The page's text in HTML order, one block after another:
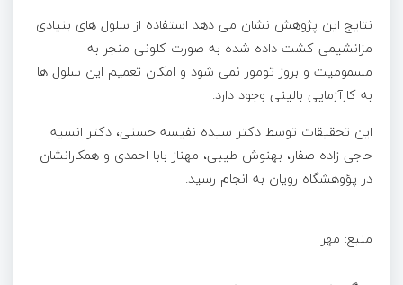
نتایج این پژوهش نشان می دهد استفاده از سلول های بنیادی
مزانشیمی کشت داده شده به صورت کلونی منجر به
مسمومیت و بروز تومور نمی شود و امکان تعمیم این سلول ها
به کارآزمایی بالینی وجود دارد.
این تحقیقات توسط دکتر سیده نفیسه حسنی، دکتر انسیه
حاجی زاده صفار، بهنوش طیبی، مهناز بابا احمدی و همکارانشان
در پؤوهشگاه رویان به انجام رسید.
منبع: مهر